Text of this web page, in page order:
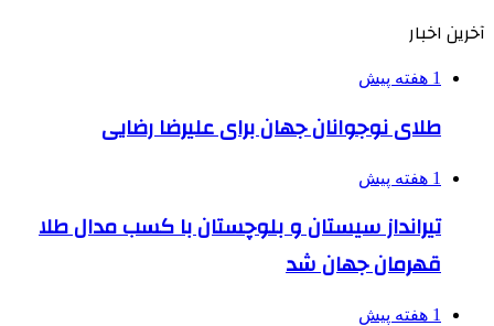
آخرین اخبار
1 هفته پیش
طلای نوجوانان جهان برای علیرضا رضایی
1 هفته پیش
تیرانداز سیستان و بلوچستان با کسب مدال طلا
قهرمان جهان شد
1 هفته پیش